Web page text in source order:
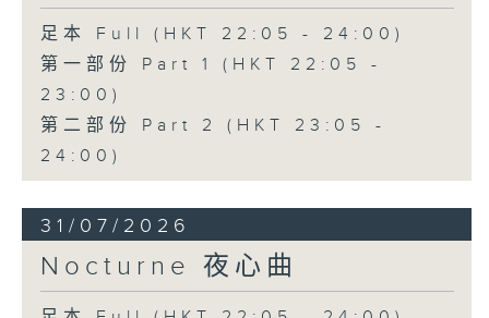
足本 Full (HKT 22:05 - 24:00)
第一部份 Part 1 (HKT 22:05 -
23:00)
第二部份 Part 2 (HKT 23:05 -
24:00)
31/07/2026
Nocturne 夜心曲